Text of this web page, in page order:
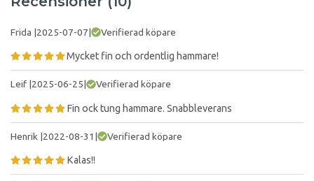
Frida |2025-07-07| Verifierad köpare
Mycket fin och ordentlig hammare!
Leif |2025-06-25| Verifierad köpare
Fin ock tung hammare. Snabbleverans
Henrik |2022-08-31 | Verifierad köpare
Kalas!!